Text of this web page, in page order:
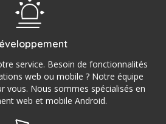
service. Besoin de fonctionnalités
web ou mobile ? Notre équipe
vous. Nous sommes spécialisés en
web et mobile Android.